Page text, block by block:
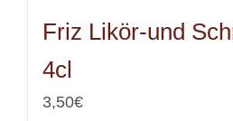
Friz Likör-und
4cl
3,50€